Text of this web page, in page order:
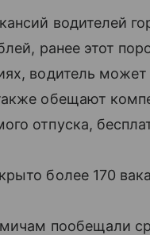
водителей
ранее этот
водитель
обещают
отпуска,
более 170
пообещали